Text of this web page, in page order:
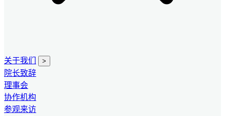
关于我们 >
院长致辞
理事会
协作机构
参观来访